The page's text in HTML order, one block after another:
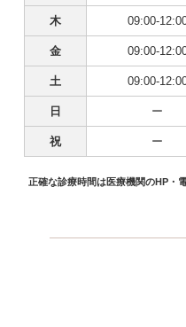
木 09:00-
金 09:00-
土 09:00-
日 ー
祝 ー
正確な診療時間は医療機関のHP・